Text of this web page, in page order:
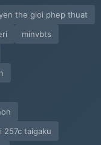
Đài)
Bá)
the gioi phep thuat
minvbts
257c taigaku